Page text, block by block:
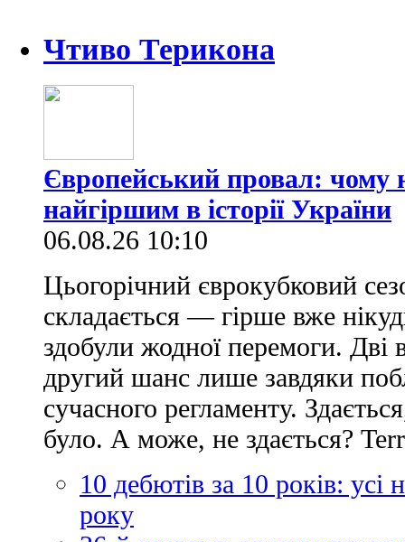
Чтиво Терикона
Європейський провал: чому
найгіршим в історії України
06.08.26 10:10
Цьогорічний єврокубковий
складається — гірше вже
здобули жодної перемоги.
другий шанс лише завдяки
сучасного регламенту.
було. А може, не здається?
10 дебютів за 10 років:
року